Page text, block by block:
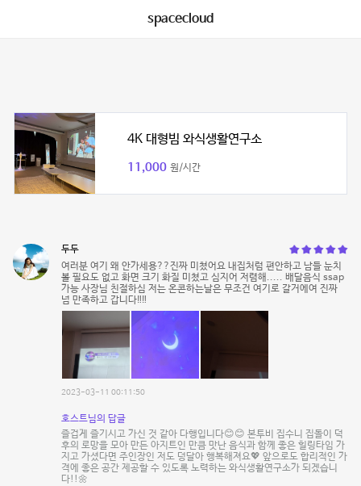
spacecloud
4K 대형빔 와식생활연구소
11,000 원/시간
두두
여러분 여기 왜 안가세용??진짜 미쳤어요 내집처럼 편안하고 남들 눈치
볼 필요도 없고 화면 크기 화질 미쳤고 심지어 저렴해..... 배달음식 ssap
가능 사장님 친절하심 저는 온콘하는날은 무조건 여기로 갈거에여 진짜
넘 만족하고 갑니다‼️‼️
2023-03-11 00:11:50
호스트님의 답글
즐겁게 즐기시고 가신 것 같아 다행입니다😊😊 본투비 집수니 집돌이 덕
후의 로망을 모아 만든 아지트인 만큼 맛난 음식과 함께 좋은 힐링타임 가
지고 가셨다면 주인장인 저도 덩달아 행복해져요💖 앞으로도 합리적인 가
격에 좋은 공간 제공할 수 있도록 노력하는 와식생활연구소가 되겠습니
다!!🌼